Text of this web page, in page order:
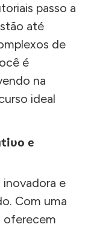
passo a
até
de
é
na
ideal
e
e
Com uma
oferecem